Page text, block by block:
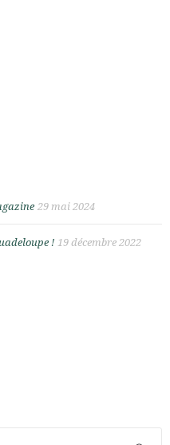
29 mai 2024
! 19 décembre 2022